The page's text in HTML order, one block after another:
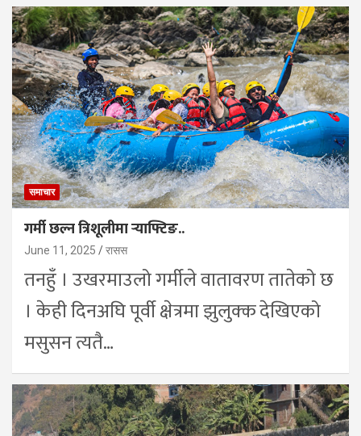
समाचार
गर्मी छल्न त्रिशूलीमा र्‍याफ्टिङ..
June 11, 2025 रासस
तनहुँ । उखरमाउलो गर्मीले वातावरण तातेको छ
। केही दिनअघि पूर्वी क्षेत्रमा झुलुक्क देखिएको
मसुसन त्यतै…